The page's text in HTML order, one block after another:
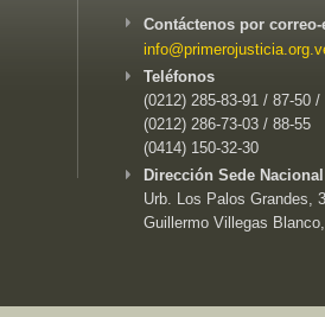
Contáctenos por
Teléfonos
(0212) 285-83-91 / 87-50 /
(0212) 286-73-03 / 88-55
(0414) 150-32-30
Dirección Sede
Urb. Los Palos Grandes,
Guillermo Villegas